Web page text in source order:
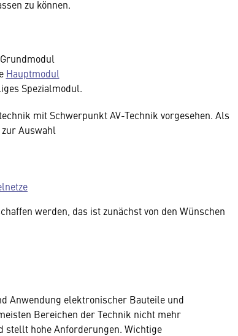
zu können.
Hauptmodul
Spezialmodul.
mit Schwerpunkt AV-Technik vorgesehen. Als
Auswahl
werden, das ist zunächst von den Wünschen
Anwendung elektronischer Bauteile und
Bereichen der Technik nicht mehr
stellt hohe Anforderungen. Wichtige